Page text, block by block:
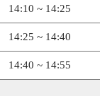
14:10 ~ 14:25
14:25 ~ 14:40
14:40 ~ 14:55